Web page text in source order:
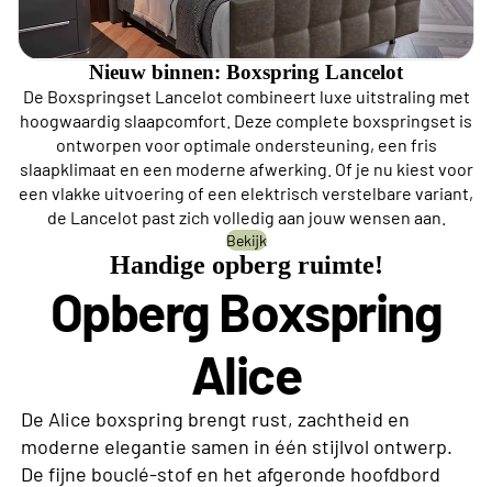
Nieuw binnen: Boxspring Lancelot
De Boxspringset Lancelot combineert luxe uitstraling met
hoogwaardig slaapcomfort. Deze complete boxspringset is
ontworpen voor optimale ondersteuning, een fris
slaapklimaat en een moderne afwerking. Of je nu kiest voor
een vlakke uitvoering of een elektrisch verstelbare variant,
de Lancelot past zich volledig aan jouw wensen aan.
Bekijk
Handige opberg ruimte!
Opberg Boxspring
Alice
De Alice boxspring brengt rust, zachtheid en
moderne elegantie samen in één stijlvol ontwerp.
De fijne bouclé-stof en het afgeronde hoofdbord